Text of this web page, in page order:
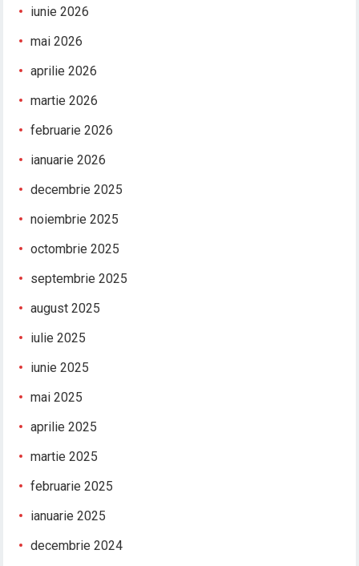
iunie 2026
mai 2026
aprilie 2026
martie 2026
februarie 2026
ianuarie 2026
decembrie 2025
noiembrie 2025
octombrie 2025
septembrie 2025
august 2025
iulie 2025
iunie 2025
mai 2025
aprilie 2025
martie 2025
februarie 2025
ianuarie 2025
decembrie 2024